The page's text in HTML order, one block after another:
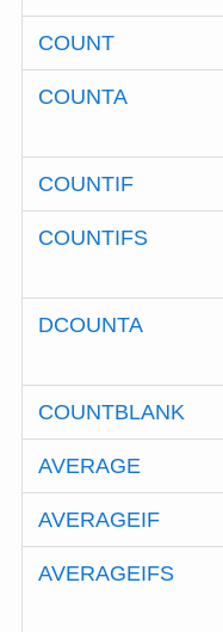
COUNT
COUNTA
COUNTIF
COUNTIFS
DCOUNTA
COUNTBLANK
AVERAGE
AVERAGEIF
AVERAGEIFS